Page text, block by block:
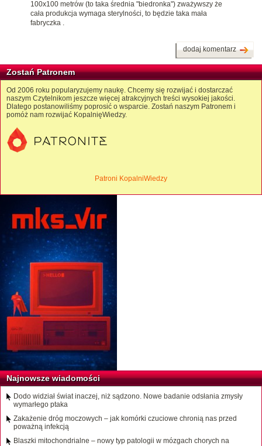
100x100 metrów (to taka średnia "biedronka") zważywszy że
cała produkcja wymaga sterylności, to będzie taka mała
fabryczka .
dodaj komentarz
Zostań Patronem
Od 2006 roku popularyzujemy naukę. Chcemy się rozwijać i dostarczać
naszym Czytelnikom jeszcze więcej atrakcyjnych treści wysokiej jakości.
Dlatego postanowiliśmy poprosić o wsparcie. Zostań naszym Patronem i
pomóż nam rozwijać KopalnięWiedzy.
Patroni KopalniWiedzy
Najnowsze wiadomości
Dodo widział świat inaczej, niż sądzono. Nowe badanie odsłania zmysły
wymarłego ptaka
Zakażenie dróg moczowych – jak komórki czuciowe chronią nas przed
poważną infekcją
Blaszki mitochondrialne – nowy typ patologii w mózgach chorych na